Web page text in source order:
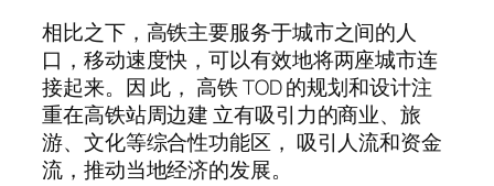
相比之下，高铁主要服务于城市之间的人
口，移动速度快，可以有效地将两座城市连
接起来。因 此， 高铁 TOD 的规划和设计注
重在高铁站周边建 立有吸引力的商业、旅
游、文化等综合性功能区， 吸引人流和资金
流，推动当地经济的发展。